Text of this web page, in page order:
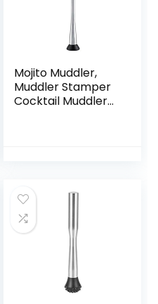
Mojito Muddler,
Muddler Stamper
Cocktail Muddler